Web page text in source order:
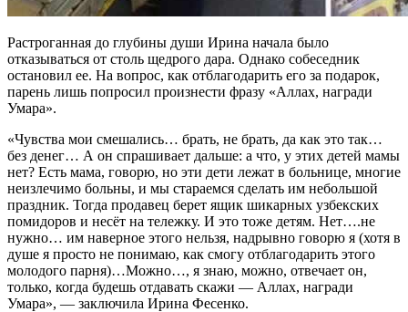
Растроганная до глубины души Ирина начала было
отказываться от столь щедрого дара. Однако собеседник
остановил ее. На вопрос, как отблагодарить его за подарок,
парень лишь попросил произнести фразу «Аллах, награди
Умара».
«Чувства мои смешались… брать, не брать, да как это так…
без денег… А он спрашивает дальше: а что, у этих детей мамы
нет? Есть мама, говорю, но эти дети лежат в больнице, многие
неизлечимо больны, и мы стараемся сделать им небольшой
праздник. Тогда продавец берет ящик шикарных узбекских
помидоров и несёт на тележку. И это тоже детям. Нет….не
нужно… им наверное этого нельзя, надрывно говорю я (хотя в
душе я просто не понимаю, как смогу отблагодарить этого
молодого парня)…Можно…, я знаю, можно, отвечает он,
только, когда будешь отдавать скажи — Аллах, награди
Умара», — заключила Ирина Фесенко.